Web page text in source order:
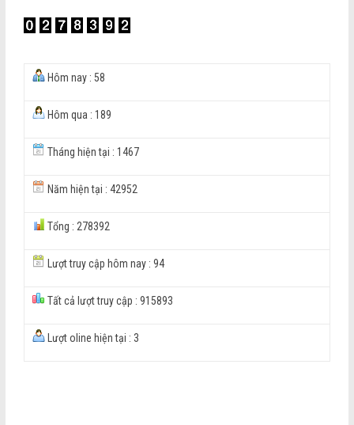
Hôm nay : 58
Hôm qua : 189
Tháng hiện tại : 1467
Năm hiện tại : 42952
Tổng : 278392
Lượt truy cập hôm nay : 94
Tất cả lượt truy cập : 915893
Lượt oline hiện tại : 3